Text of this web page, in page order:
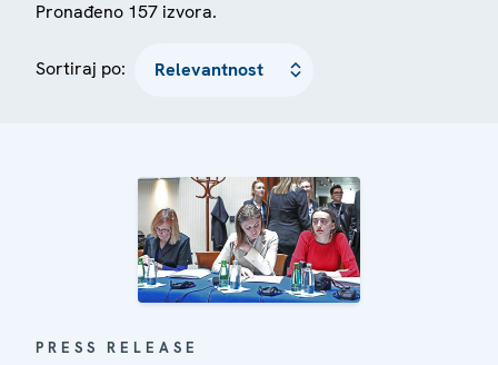
Pronađeno 157 izvora.
Sortiraj po:
PRESS RELEASE